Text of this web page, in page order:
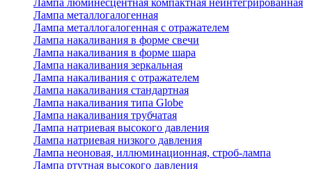
Лампа люминесцентная компактная неинтегрированная
Лампа металлогалогенная
Лампа металлогалогенная с отражателем
Лампа накаливания в форме свечи
Лампа накаливания в форме шара
Лампа накаливания зеркальная
Лампа накаливания с отражателем
Лампа накаливания стандартная
Лампа накаливания типа Globe
Лампа накаливания трубчатая
Лампа натриевая высокого давления
Лампа натриевая низкого давления
Лампа неоновая, иллюминационная, строб-лампа
Лампа ртутная высокого давления